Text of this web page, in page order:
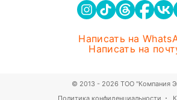
Написать на
Написать на
© 2013 - 2026 ТОО "Компания